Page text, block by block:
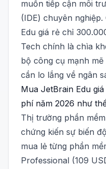
muốn tiếp cận môi
(IDE) chuyên
Edu giá rẻ chỉ
Tech chính là chìa
bộ công cụ mạnh
cần lo lắng về ngân
Mua JetBrain Edu
phí năm 2026 như
Thị trường phần
chứng kiến sự biến
mua lẻ từng phần
Professional (109